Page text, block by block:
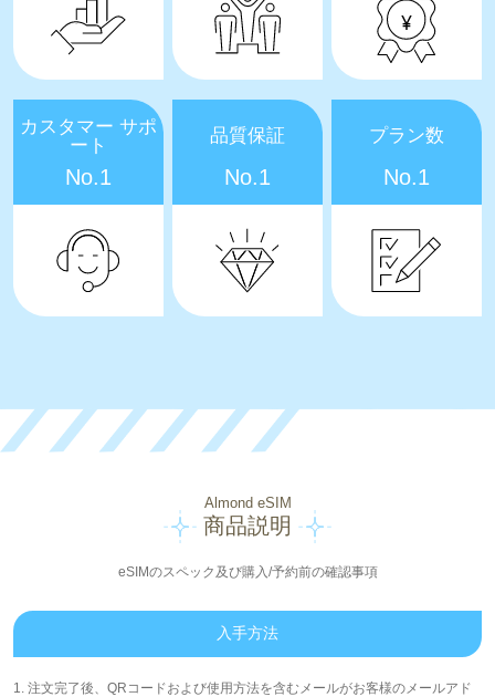
カスタマー サポ
ート
No.1
品質保証
No.1
プラン数
No.1
Almond eSIM
商品説明
eSIMのスペック及び購入/予約前の確認事項
入手方法
1. 注文完了後、QRコードおよび使用方法を含むメールがお客様のメールアド